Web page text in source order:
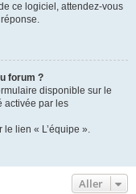
ce logiciel, attendez-vous
forum ?
disponible sur le
activée par les
lien « L’équipe ».
Aller